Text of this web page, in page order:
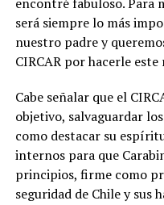
será siempre lo más
nuestro padre y
CIRCAR por hacerle
Cabe señalar que el
objetivo, salvaguardar
como destacar su
internos para que
principios, firme como
seguridad de Chile y sus